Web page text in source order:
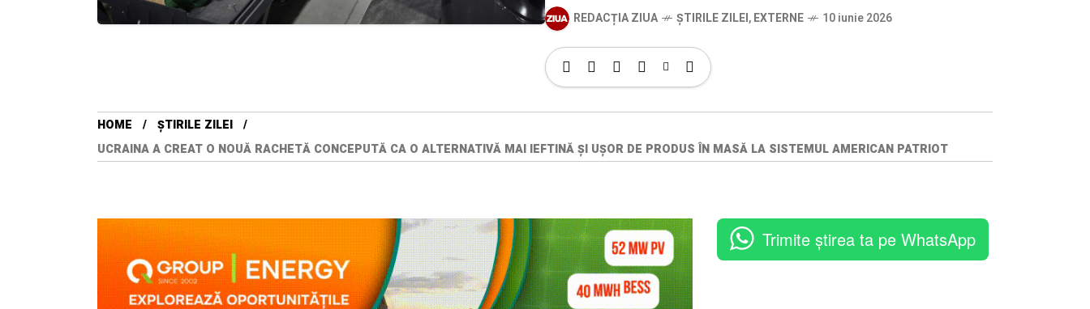
REDACȚIA ZIUA ȘTIRILE ZILEI,EXTERNE 10 iunie 2026
HOME
ȘTIRILE ZILEI
UCRAINA A CREAT O NOUĂ RACHETĂ CONCEPUTĂ CA O ALTERNATIVĂ MAI IEFTINĂ ŞI UŞOR DE PRODUS ÎN MASĂ LA SISTEMUL AMERICAN PATRIOT
Trimite știrea ta pe WhatsApp